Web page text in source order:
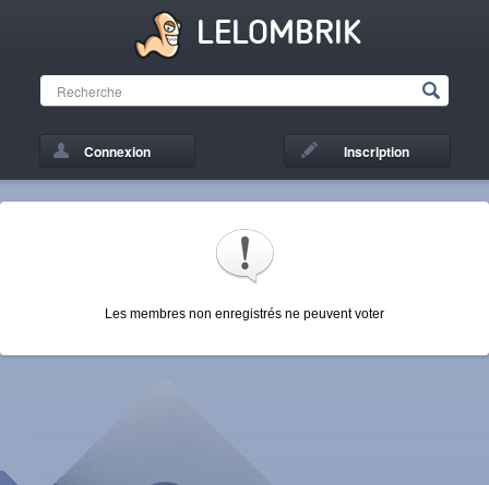
LELOMBRIK
Connexion Inscription
Les membres non enregistrés ne peuvent voter